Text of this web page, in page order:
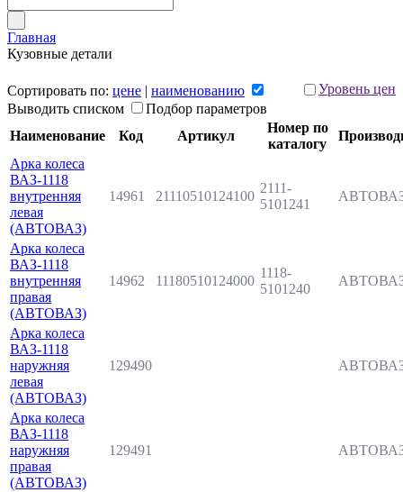
Главная
Кузовные детали
Сортировать по: цене | наименованию
Уровень цен
Выводить списком
Подбор параметров
Наименование
Код Артикул
Номер по
каталогу
Арка колеса
ВАЗ-1118
внутренняя
левая
(АВТОВАЗ)
14961 21110510124100
2111-
5101241
Арка колеса
ВАЗ-1118
внутренняя
правая
(АВТОВАЗ)
14962 11180510124000
1118-
5101240
Арка колеса
ВАЗ-1118
наружняя
левая
(АВТОВАЗ)
129490
Арка колеса
ВАЗ-1118
наружняя
правая
(АВТОВАЗ)
129491